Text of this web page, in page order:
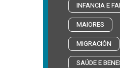
INFANCIA E
MAIORES
MIGRACIÓN
SAÚDE E